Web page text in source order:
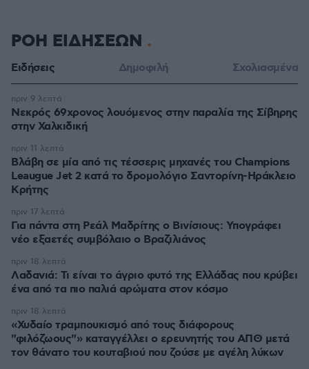
ΡΟΗ ΕΙΔΗΣΕΩΝ
Ειδήσεις Δημοφιλή Σχολιασμένα
Νεκρός 69χρονος λουόμενος στην παραλία της Σίβηρης
στην Χαλκιδική
πριν 9 λεπτά
Βλάβη σε μία από τις τέσσερις μηχανές του Champions
Leaugue Jet 2 κατά το δρομολόγιο Σαντορίνη-Ηράκλειο
Κρήτης
πριν 11 λεπτά
Για πάντα στη Ρεάλ Μαδρίτης ο Βινίσιους: Υπογράφει
νέο εξαετές συμβόλαιο ο Βραζιλιάνος
πριν 17 λεπτά
Λαδανιά: Τι είναι το άγριο φυτό της Ελλάδας που κρύβει
ένα από τα πιο παλιά αρώματα στον κόσμο
πριν 18 λεπτά
«Χυδαίο τραμπουκισμό από τους διάφορους
"φιλόζωους"» καταγγέλλει ο ερευνητής του ΑΠΘ μετά
τον θάνατο του κουταβιού που ζούσε με αγέλη λύκων
πριν 18 λεπτά